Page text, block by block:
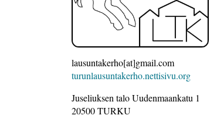
lausuntakerho[at]gmail.com
turunlausuntakerho.nettisivu.org
Juseliuksen talo Uudenmaankatu 1
20500 TURKU